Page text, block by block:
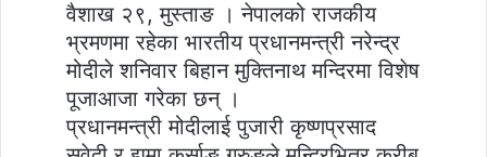
वैशाख २९, मुस्ताङ । नेपालको राजकीय
भ्रमणमा रहेका भारतीय प्रधानमन्त्री नरेन्द्र
मोदीले शनिवार बिहान मुक्तिनाथ मन्दिरमा विशेष
पूजाआजा गरेका छन् ।
प्रधानमन्त्री मोदीलाई पुजारी कृष्णप्रसाद